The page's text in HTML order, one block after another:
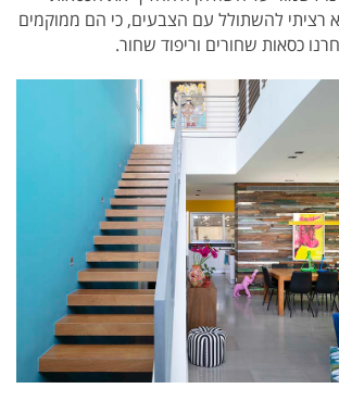
רציתי להשתולל עם הצבעים, כי הם ממוקמים
כסאות שחורים וריפוד שחור.